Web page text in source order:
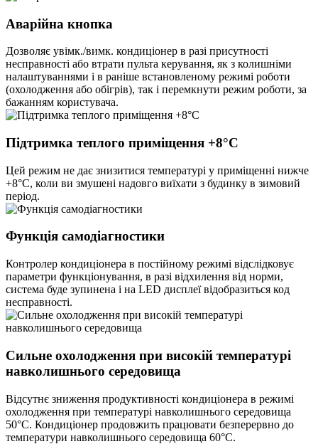
Аварійна кнопка
Дозволяє увімк./вимк. кондиціонер в разі присутності
несправності або втрати пульта керування, як з колишніми
налаштуваннями і в раніше встановленому режимі роботи
(охолодження або обігрів), так і перемкнути режим роботи, за
бажанням користувача.
Підтримка теплого приміщення +8°C
Цей режим не дає знизитися температурі у приміщенні нижче
+8°C, коли ви змушені надовго виїхати з будинку в зимовий
період.
Функція самодіагностики
Контролер кондиціонера в постійному режимі відслідковує
параметри функціонування, в разі відхилення від норми,
система буде зупинена і на LED дисплеї відобразиться код
несправності.
Сильне охолодження при високій температурі
навколишнього середовища
Відсутнє зниження продуктивності кондиціонера в режимі
охолодження при температурі навколишнього середовища
50°С. Кондиціонер продовжить працювати безперервно до
температури навколишнього середовища 60°С.